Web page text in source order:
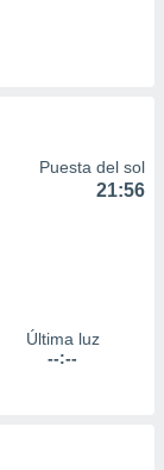
Puesta del sol
21:56
Última luz
--:--